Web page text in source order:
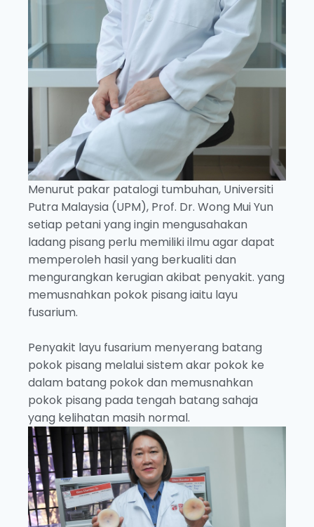
Menurut pakar patalogi tumbuhan, Universiti
Putra Malaysia (UPM), Prof. Dr. Wong Mui Yun
setiap petani yang ingin mengusahakan
ladang pisang perlu memiliki ilmu agar dapat
memperoleh hasil yang berkualiti dan
mengurangkan kerugian akibat penyakit. yang
memusnahkan pokok pisang iaitu layu
fusarium.
Penyakit layu fusarium menyerang batang
pokok pisang melalui sistem akar pokok ke
dalam batang pokok dan memusnahkan
pokok pisang pada tengah batang sahaja
yang kelihatan masih normal.